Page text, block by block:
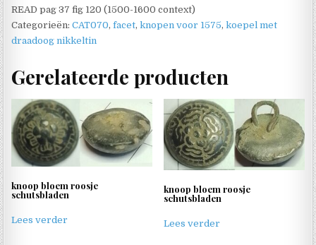
READ pag 37 fig 120 (1500-1600 context)
Categorieën:CAT070,facet,knopen voor 1575,koepel met
draadoog nikkeltin
Gerelateerde producten
knoop bloem roosje
schutsbladen
Lees verder
knoop bloem roosje
schutsbladen
Lees verder